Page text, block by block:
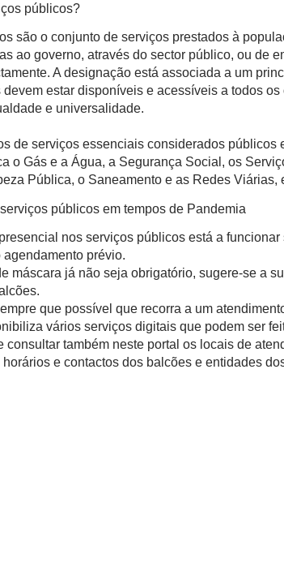
públicos?
são o conjunto de serviços prestados à
ao governo, através do sector público, ou de
A designação está associada a um
devem estar disponíveis e acessíveis a todos
e universalidade.
de serviços essenciais considerados públicos
o Gás e a Água, a Segurança Social, os
Pública, o Saneamento e as Redes Viárias,
públicos em tempos de Pandemia
nos serviços públicos está a
agendamento prévio.
máscara já não seja obrigatório, sugere-se a
que possível que recorra a um
vários serviços digitais que podem ser
consultar também neste portal os locais de
e contactos dos balcões e entidades